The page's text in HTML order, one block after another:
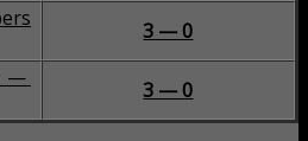
3 — 0
—
3 — 0